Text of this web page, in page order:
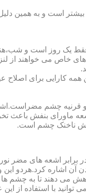
است و به همین دلیل
یک روز است و
می خواهند از لنز
همه کارایی برای
ماورای بنفش باعث
ناخنک چشم است.
برابر اشعه های مضر
برابر اشعه فرابنفش خورشید و
می دهند تا به چشم ها
با استفاده از